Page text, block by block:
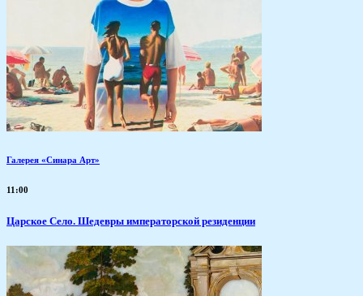
Галерея «Синара Арт»
11:00
Царское Село. Шедевры императорской резиденции